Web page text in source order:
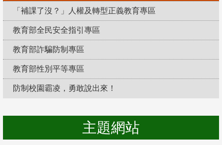
「補課了沒？」人權及轉型正義教育專區
教育部全民安全指引專區
教育部詐騙防制專區
教育部性別平等專區
防制校園霸凌，勇敢說出來！
主題網站